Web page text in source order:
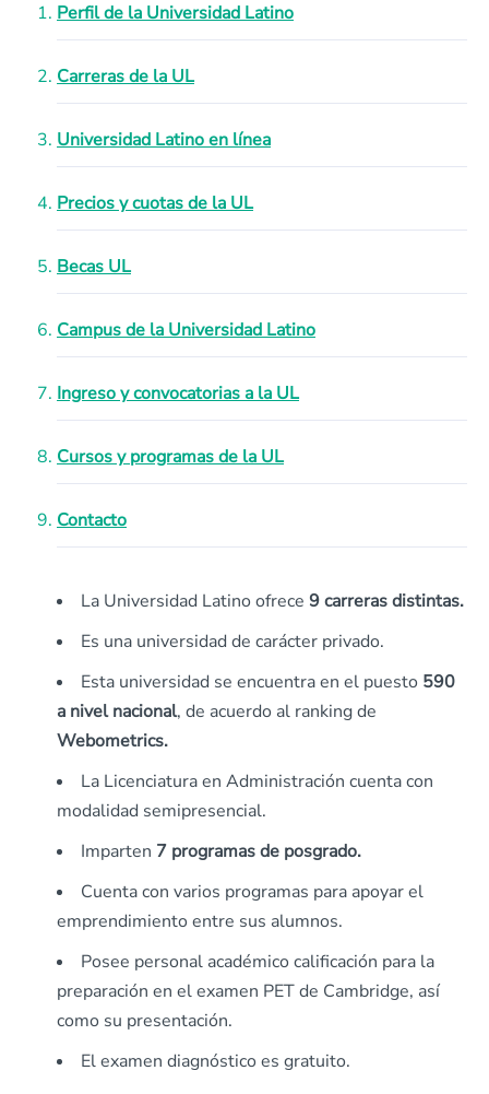
Perfil de la Universidad Latino
Carreras de la UL
Universidad Latino en línea
Precios y cuotas de la UL
Becas UL
Campus de la Universidad Latino
Ingreso y convocatorias a la UL
Cursos y programas de la UL
Contacto
La Universidad Latino ofrece 9 carreras distintas.
Es una universidad de carácter privado.
Esta universidad se encuentra en el puesto 590
a nivel nacional, de acuerdo al ranking de
Webometrics.
La Licenciatura en Administración cuenta con
modalidad semipresencial.
Imparten 7 programas de posgrado.
Cuenta con varios programas para apoyar el
emprendimiento entre sus alumnos.
Posee personal académico calificación para la
preparación en el examen PET de Cambridge, así
como su presentación.
El examen diagnóstico es gratuito.